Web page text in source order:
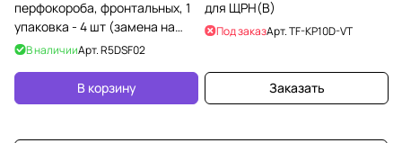
перфокороба, фронтальных, 1
упаковка - 4 шт (замена на
R5RDSF02) RAM block
В наличииАрт.R5DSF02
В корзину
для ЩРН(В)
Под заказАрт.TF-KP10D-VT
Заказать